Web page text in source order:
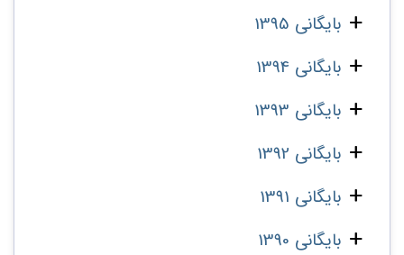
بایگانی 1395
بایگانی 1394
بایگانی 1393
بایگانی 1392
بایگانی 1391
بایگانی 1390